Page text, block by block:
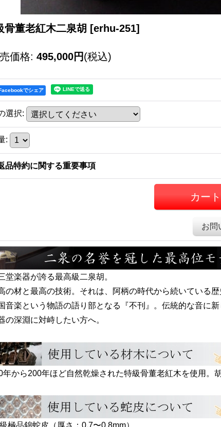
骨董老紅木二泉胡 [erhu-251]
価格: 495,000円(税込)
でシェア
選択:
:
品特約に関する重要事項
お問
堂楽器が誇る最高級二泉胡。
の材と最高の技術。それは、阿柄の時代から続いている歴
音楽という物語の語り部となる『不刊』。伝統的な音に
の深淵に対峙したい方へ。
年から200年ほど自然乾燥された特級骨董老紅木を使用。
極品錦蛇皮（厚さ：0.7〜0.8mm）